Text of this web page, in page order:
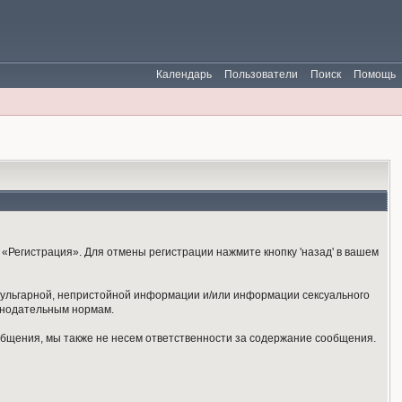
Помощь
Поиск
Пользователи
Календарь
Для отмены регистрации нажмите кнопку 'назад' в вашем
непристойной информации и/или информации сексуального
нормам.
мы также не несем ответственности за содержание сообщения.